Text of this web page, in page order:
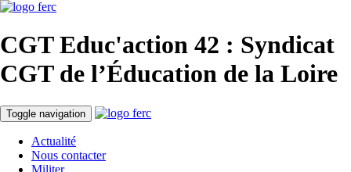
CGT Educ'action 42 : Syndicat
CGT de l’Éducation de la Loire
Toggle navigation
Actualité
Nous contacter
Militer